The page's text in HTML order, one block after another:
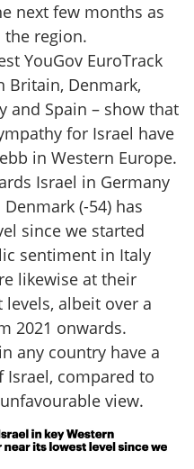
next few months as
region.
YouGov EuroTrack
Britain, Denmark,
and Spain – show that
for Israel have
in Western Europe.
Israel in Germany
Denmark (-54) has
since we started
sentiment in Italy
likewise at their
albeit over a
2021 onwards.
any country have a
compared to
view.